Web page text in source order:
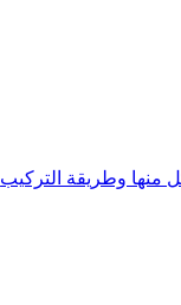
منها وطريقة التركيب